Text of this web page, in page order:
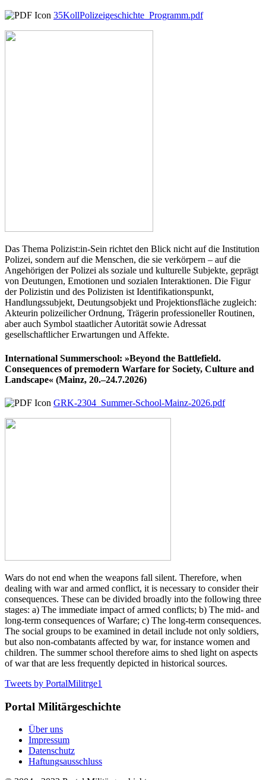
35KollPolizeigeschichte_Programm.pdf
Das Thema Polizist:in-Sein richtet den Blick nicht auf die Institution
Polizei, sondern auf die Menschen, die sie verkörpern – auf die
Angehörigen der Polizei als soziale und kulturelle Subjekte, geprägt
von Deutungen, Emotionen und sozialen Interaktionen. Die Figur
der Polizistin und des Polizisten ist Identifikationspunkt,
Handlungssubjekt, Deutungsobjekt und Projektionsfläche zugleich:
Akteurin polizeilicher Ordnung, Trägerin professioneller Routinen,
aber auch Symbol staatlicher Autorität sowie Adressat
gesellschaftlicher Erwartungen und Affekte.
International Summerschool: »Beyond the Battlefield.
Consequences of premodern Warfare for Society, Culture and
Landscape« (Mainz, 20.–24.7.2026)
GRK-2304_Summer-School-Mainz-2026.pdf
Wars do not end when the weapons fall silent. Therefore, when
dealing with war and armed conflict, it is necessary to consider their
consequences. These can be divided broadly into the following three
stages: a) The immediate impact of armed conflicts; b) The mid- and
long-term consequences of Warfare; c) The long-term consequences.
The social groups to be examined in detail include not only soldiers,
but also non-combatants affected by war, for instance women and
children. The summer school therefore aims to shed light on aspects
of war that are less frequently depicted in historical sources.
Tweets by PortalMilitrge1
Portal Militärgeschichte
Über uns
Impressum
Datenschutz
Haftungsausschluss